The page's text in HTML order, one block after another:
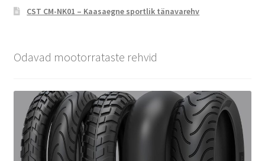
CST CM-NK01 – Kaasaegne sportlik tänavarehv
Odavad mootorrataste rehvid